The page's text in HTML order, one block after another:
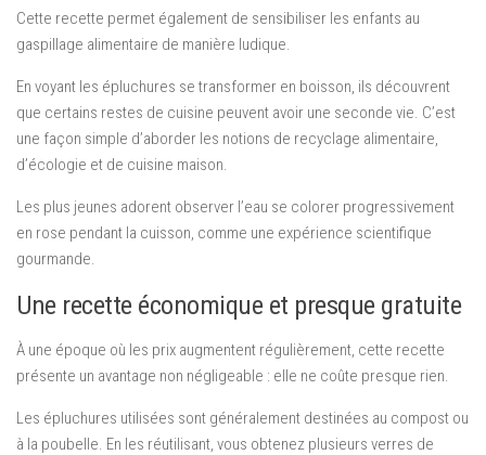
Cette recette permet également de sensibiliser les enfants au
gaspillage alimentaire de manière ludique.
En voyant les épluchures se transformer en boisson, ils découvrent
que certains restes de cuisine peuvent avoir une seconde vie. C’est
une façon simple d’aborder les notions de recyclage alimentaire,
d’écologie et de cuisine maison.
Les plus jeunes adorent observer l’eau se colorer progressivement
en rose pendant la cuisson, comme une expérience scientifique
gourmande.
Une recette économique et presque gratuite
À une époque où les prix augmentent régulièrement, cette recette
présente un avantage non négligeable : elle ne coûte presque rien.
Les épluchures utilisées sont généralement destinées au compost ou
à la poubelle. En les réutilisant, vous obtenez plusieurs verres de